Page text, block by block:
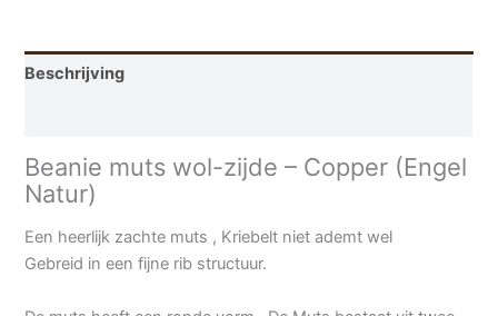
Beschrijving
Beanie muts wol-zijde – Copper (Engel
Natur)
Een heerlijk zachte muts , Kriebelt niet ademt wel
Gebreid in een fijne rib structuur.